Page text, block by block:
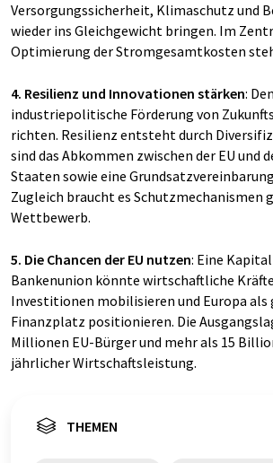
Versorgungssicherheit, Klimaschutz und
wieder ins Gleichgewicht bringen. Im
Optimierung der Stromgesamtkosten
4. Resilienz und Innovationen stärken:
industriepolitische Förderung von
richten. Resilienz entsteht durch
sind das Abkommen zwischen der EU und
Staaten sowie eine
Zugleich braucht es Schutzmechanismen
Wettbewerb.
5. Die Chancen der EU nutzen: Eine
Bankenunion könnte wirtschaftliche
Investitionen mobilisieren und Europa als
Finanzplatz positionieren. Die
Millionen EU-Bürger und mehr als 15
jährlicher Wirtschaftsleistung.
THEMEN